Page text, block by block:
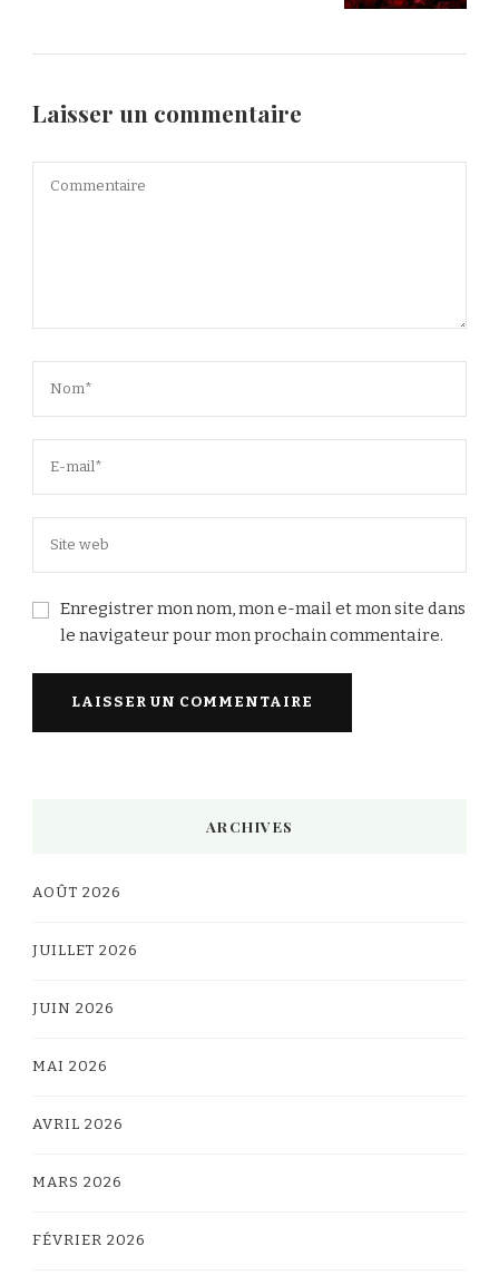
Laisser un commentaire
Enregistrer mon nom, mon e-mail et mon site dans
le navigateur pour mon prochain commentaire.
ARCHIVES
AOÛT 2026
JUILLET 2026
JUIN 2026
MAI 2026
AVRIL 2026
MARS 2026
FÉVRIER 2026